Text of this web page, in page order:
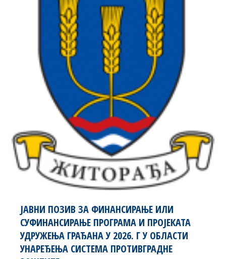
ЈАВНИ ПОЗИВ ЗА ФИНАНСИРАЊЕ ИЛИ
СУФИНАНСИРАЊЕ ПРОГРАМА И ПРОЈЕКАТА
УДРУЖЕЊА ГРАЂАНА У 2026. Г У ОБЛАСТИ
УНАРЕЂЕЊА СИСТЕМА ПРОТИВГРАДНЕ